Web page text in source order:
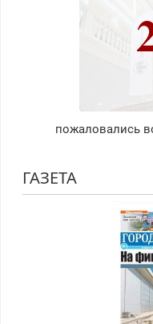
пожаловались
ГАЗЕТА